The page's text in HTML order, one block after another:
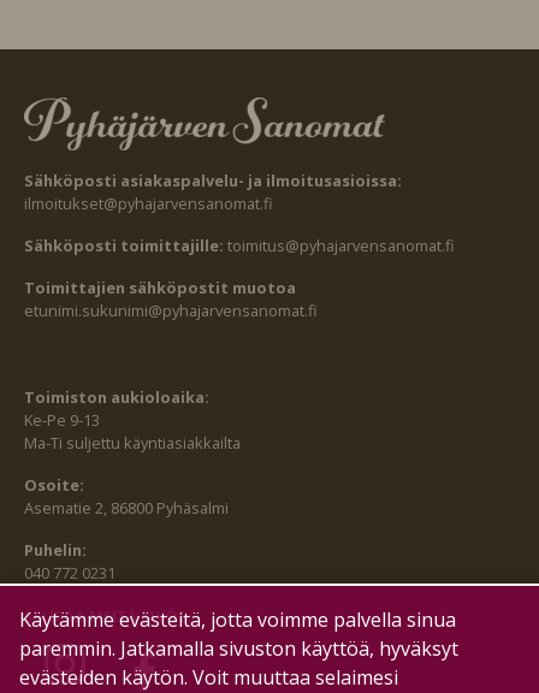
Sähköposti asiakaspalvelu- ja ilmoitusasioissa:
ilmoitukset@pyhajarvensanomat.fi
Sähköposti toimittajille: toimitus@pyhajarvensanomat.fi
Toimittajien sähköpostit muotoa
etunimi.sukunimi@pyhajarvensanomat.fi
Toimiston aukioloaika:
Ke-Pe 9-13
Ma-Ti suljettu käyntiasiakkailta
Osoite:
Asematie 2, 86800 Pyhäsalmi
Puhelin:
040 772 0231
SEURAA MEITÄ MYÖS:
Käytämme evästeitä, jotta voimme palvella sinua
paremmin. Jatkamalla sivuston käyttöä, hyväksyt
evästeiden käytön. Voit muuttaa selaimesi